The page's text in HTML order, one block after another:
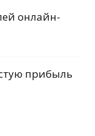
онлайн-
прибыль